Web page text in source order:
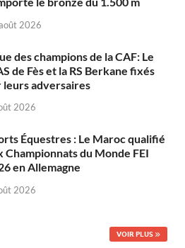
2026
des champions de la CAF: Le
de Fès et la RS Berkane fixés
leurs adversaires
2026
Équestres : Le Maroc qualifié
Championnats du Monde FEI
en Allemagne
2026
VOIR PLUS